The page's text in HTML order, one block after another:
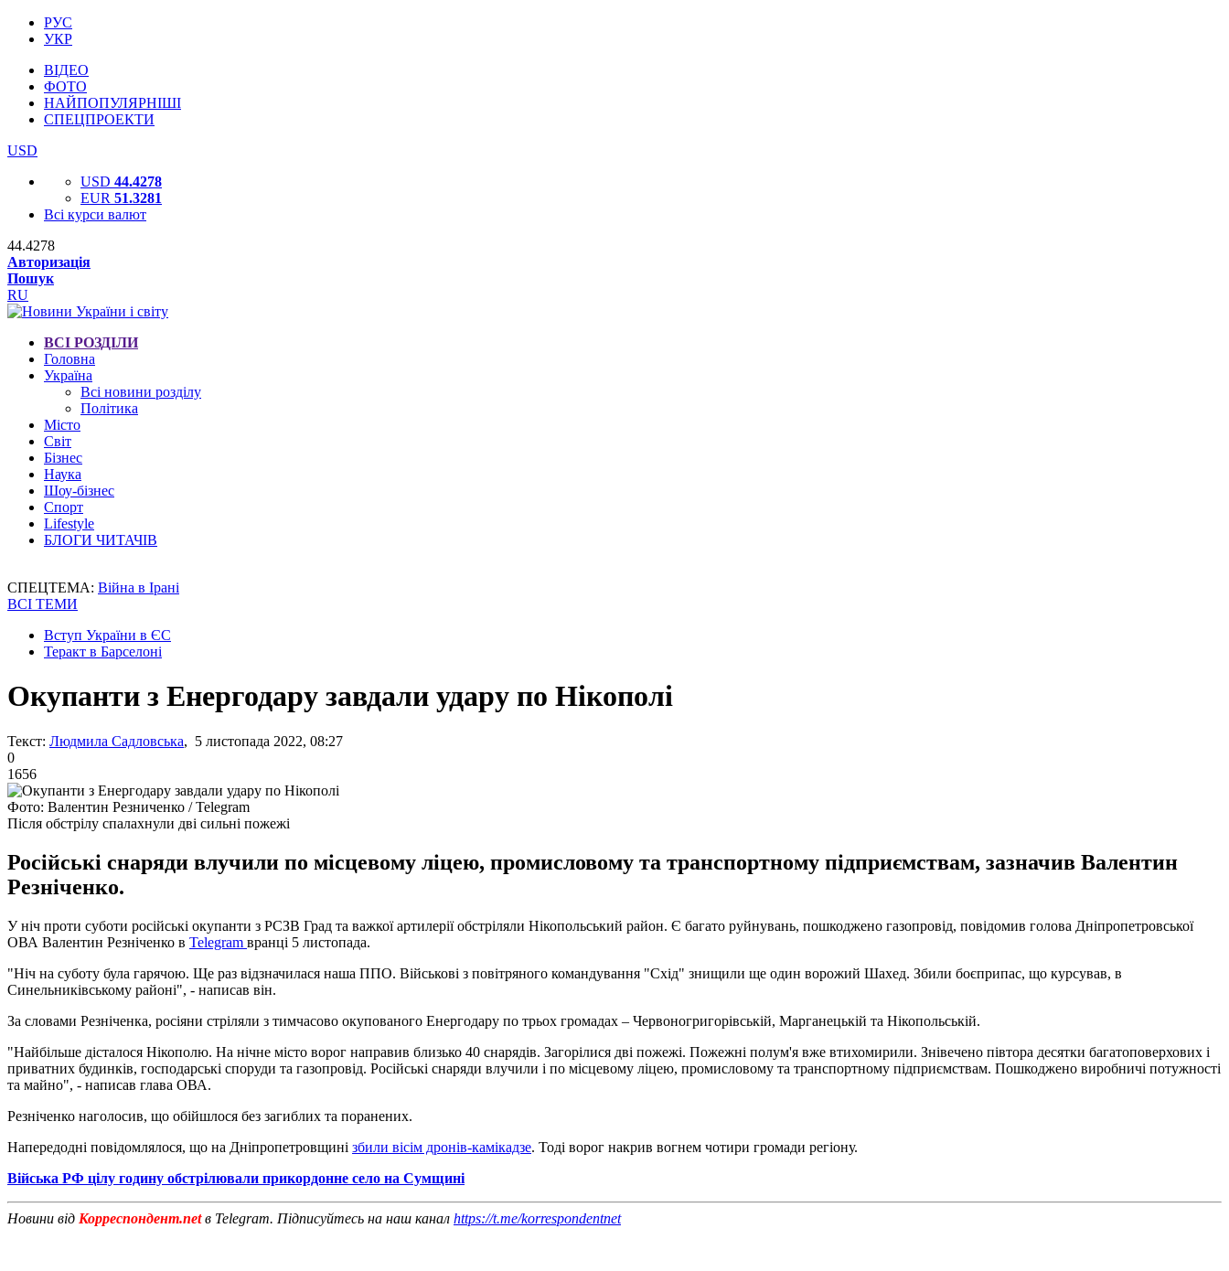
РУС
УКР
ВІДЕО
ФОТО
НАЙПОПУЛЯРНІШІ
СПЕЦПРОЕКТИ
USD
USD 44.4278
EUR 51.3281
Всі курси валют
44.4278
Авторизація
Пошук
RU
ВСІ РОЗДІЛИ
Головна
Україна
Всі новини розділу
Політика
Місто
Світ
Бізнес
Наука
Шоу-бізнес
Спорт
Lifestyle
БЛОГИ ЧИТАЧІВ
СПЕЦТЕМА: Війна в Ірані
ВСІ ТЕМИ
Вступ України в ЄС
Теракт в Барселоні
Окупанти з Енергодару завдали удару по Нікополі
Текст: Людмила Садловська, 5 листопада 2022, 08:27
0
1656
Фото: Валентин Резниченко / Telegram
Після обстрілу спалахнули дві сильні пожежі
Російські снаряди влучили по місцевому ліцею, промисловому та транспортному підприємствам, зазначив Валентин
Резніченко.
У ніч проти суботи російські окупанти з РСЗВ Град та важкої артилерії обстріляли Нікопольський район. Є багато руйнувань, пошкоджено газопровід, повідомив голова Дніпропетровської
ОВА Валентин Резніченко в Telegram вранці 5 листопада.
"Ніч на суботу була гарячою. Ще раз відзначилася наша ППО. Військові з повітряного командування "Схід" знищили ще один ворожий Шахед. Збили боєприпас, що курсував, в
Синельниківському районі", - написав він.
За словами Резніченка, росіяни стріляли з тимчасово окупованого Енергодару по трьох громадах – Червоногригорівській, Марганецькій та Нікопольській.
"Найбільше дісталося Нікополю. На нічне місто ворог направив близько 40 снарядів. Загорілися дві пожежі. Пожежні полум'я вже втихомирили. Знівечено півтора десятки багатоповерхових і
приватних будинків, господарські споруди та газопровід. Російські снаряди влучили і по місцевому ліцею, промисловому та транспортному підприємствам. Пошкоджено виробничі потужності
та майно", - написав глава ОВА.
Резніченко наголосив, що обійшлося без загиблих та поранених.
Напередодні повідомлялося, що на Дніпропетровщині збили вісім дронів-камікадзе. Тоді ворог накрив вогнем чотири громади регіону.
Війська РФ цілу годину обстрілювали прикордонне село на Сумщині
Новини від Корреспондент.netв Telegram. Підписуйтесь на наш канал https://t.me/korrespondentnet